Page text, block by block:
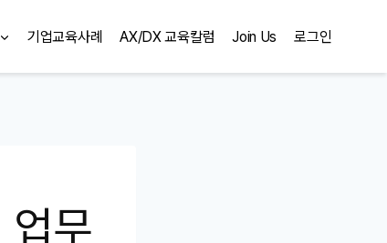
기업교육사례 AX/DX 교육칼럼 Join Us 로그인
무